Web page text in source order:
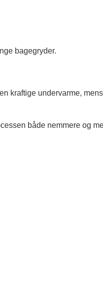
bagegryder.
kraftige undervarme,
både nemmere og